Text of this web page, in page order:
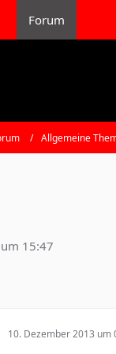
Forum
Allgemeine
15:47
10. Dezember 2013 um